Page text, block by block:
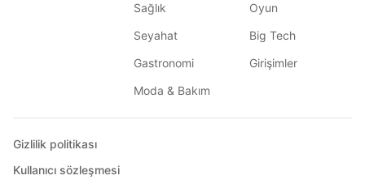
Sağlık
Seyahat
Gastronomi
Moda & Bakım
Oyun
Big Tech
Girişimler
Gizlilik politikası
Kullanıcı sözleşmesi